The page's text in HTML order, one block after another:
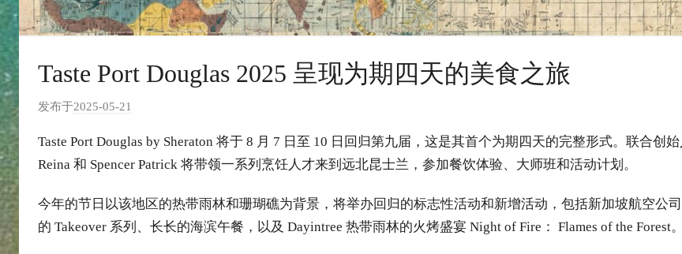
Taste Port Douglas 2025 呈现为期四天的美食之旅
发布于2025-05-21
:
e
u
t
Taste Port Douglas by Sheraton 将于 8 月 7 日至 10 日回归第九届，这是其首个为期四天的完整形式。联合创始
Reina 和 Spencer Patrick 将带领一系列烹饪人才来到远北昆士兰，参加餐饮体验、大师班和活动计划。
今年的节日以该地区的热带雨林和珊瑚礁为背景，将举办回归的标志性活动和新增活动，包括新加坡航空公
的 Takeover 系列、长长的海滨午餐，以及 Dayintree 热带雨林的火烤盛宴 Night of Fire： Flames of the Forest。